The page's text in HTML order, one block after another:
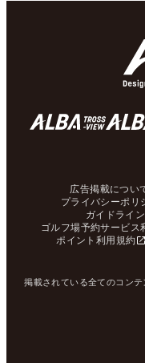
広告掲載につい
プライバシーポリ
ガイドライン
ゴルフ場予約サービス
ポイント利用規約
掲載されている全てのコン